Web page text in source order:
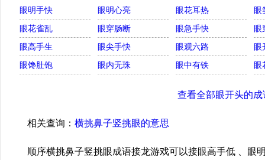
眼明手快 眼明心亮 眼花耳热
眼
眼花雀乱
眼穿肠断 眼急手快
眼
眼高手生
眼尖手快 眼观六路
眼
眼馋肚饱
眼内无珠 眼中有铁 眼
查看全部眼开头的成
相关查询： 横挑鼻子竖挑眼的意思
顺序横挑鼻子竖挑眼成语接龙游戏可以接眼高手低 、眼